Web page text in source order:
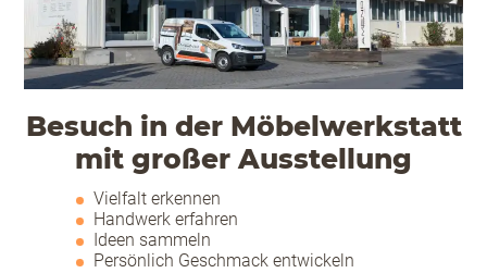
Besuch in der Möbelwerkstatt
mit großer Ausstellung
Vielfalt erkennen
Handwerk erfahren
Ideen sammeln
Persönlich Geschmack entwickeln